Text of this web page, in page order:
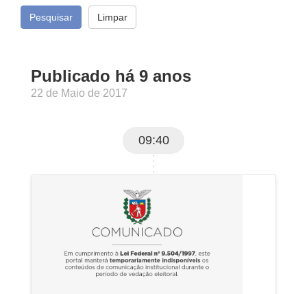
Pesquisar Limpar
Publicado há 9 anos
22 de Maio de 2017
09:40